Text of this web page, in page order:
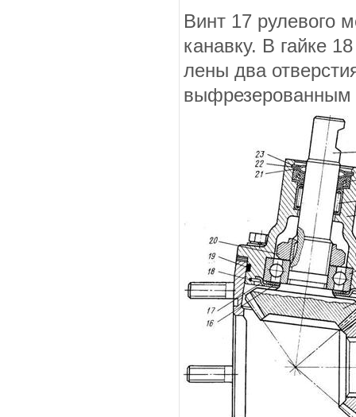
Винт 17 рулевого
канавку. В гайке
лены два
выфрезерованным